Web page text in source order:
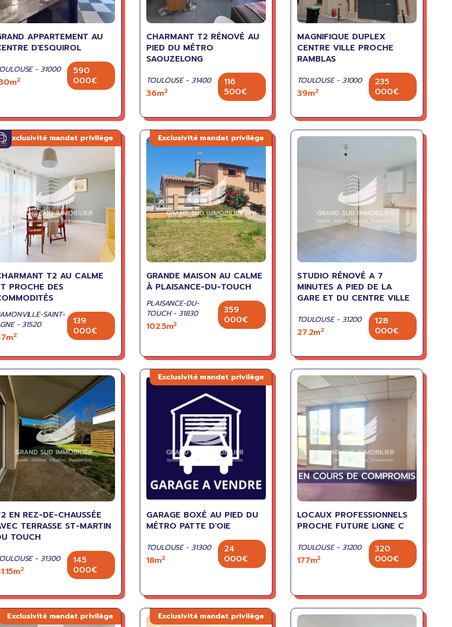
APPARTEMENT AU
D'ESQUIROL
- 31000
2
590
000€
CHARMANT T2 RÉNOVÉ AU
PIED DU MÉTRO
SAOUZELONG
TOULOUSE - 31400
36m2
116
500€
MAGNIFIQUE DUPLEX
CENTRE VILLE PROCHE
RAMBLAS
TOULOUSE - 31000
39m2
235
000€
T2 AU CALME
PROCHE DES
SAINT-
- 31520
2
139
000€
GRANDE MAISON AU CALME
À PLAISANCE-DU-TOUCH
PLAISANCE-DU-
TOUCH - 31830
102.5m2
359
000€
STUDIO RÉNOVÉ A 7
MINUTES A PIED DE LA
GARE ET DU CENTRE VILLE
TOULOUSE - 31200
27.2m2
128
000€
EN REZ-DE-CHAUSSÉE
TERRASSE ST-MARTIN
TOUCH
- 31300
2
145
000€
GARAGE BOXÉ AU PIED DU
MÉTRO PATTE D'OIE
TOULOUSE - 31300
18m2
24
000€
LOCAUX PROFESSIONNELS
PROCHE FUTURE LIGNE C
TOULOUSE - 31200
177m2
320
000€